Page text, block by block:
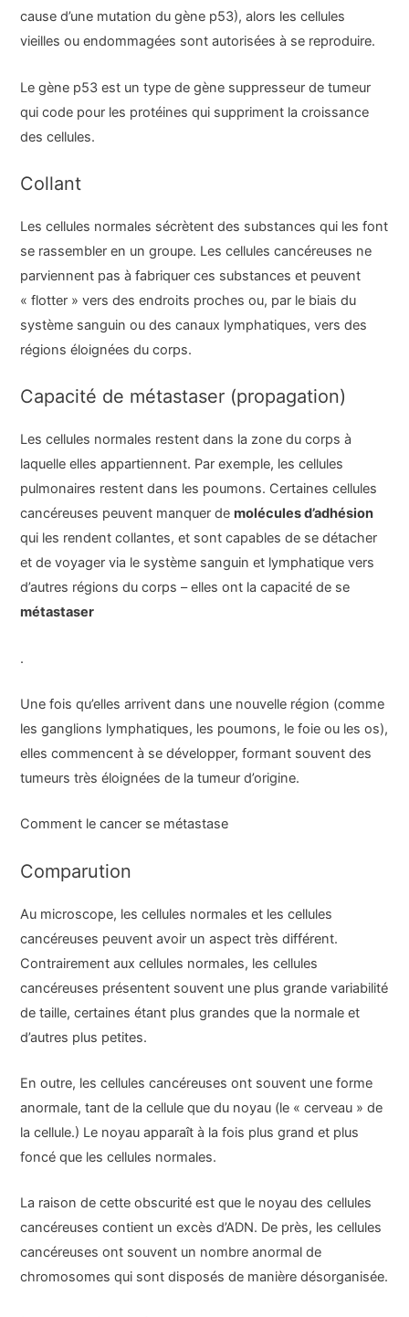
cause d’une mutation du gène p53), alors les cellules
vieilles ou endommagées sont autorisées à se reproduire.
Le gène p53 est un type de gène suppresseur de tumeur
qui code pour les protéines qui suppriment la croissance
des cellules.
Collant
Les cellules normales sécrètent des substances qui les font
se rassembler en un groupe. Les cellules cancéreuses ne
parviennent pas à fabriquer ces substances et peuvent
« flotter » vers des endroits proches ou, par le biais du
système sanguin ou des canaux lymphatiques, vers des
régions éloignées du corps.
Capacité de métastaser (propagation)
Les cellules normales restent dans la zone du corps à
laquelle elles appartiennent. Par exemple, les cellules
pulmonaires restent dans les poumons. Certaines cellules
cancéreuses peuvent manquer demolécules d’adhésion
qui les rendent collantes, et sont capables de se détacher
et de voyager via le système sanguin et lymphatique vers
d’autres régions du corps – elles ont la capacité de se
métastaser
.
Une fois qu’elles arrivent dans une nouvelle région (comme
les ganglions lymphatiques, les poumons, le foie ou les os),
elles commencent à se développer, formant souvent des
tumeurs très éloignées de la tumeur d’origine.
Comment le cancer se métastase
Comparution
Au microscope, les cellules normales et les cellules
cancéreuses peuvent avoir un aspect très différent.
Contrairement aux cellules normales, les cellules
cancéreuses présentent souvent une plus grande variabilité
de taille, certaines étant plus grandes que la normale et
d’autres plus petites.
En outre, les cellules cancéreuses ont souvent une forme
anormale, tant de la cellule que du noyau (le « cerveau » de
la cellule.) Le noyau apparaît à la fois plus grand et plus
foncé que les cellules normales.
La raison de cette obscurité est que le noyau des cellules
cancéreuses contient un excès d’ADN. De près, les cellules
cancéreuses ont souvent un nombre anormal de
chromosomes qui sont disposés de manière désorganisée.